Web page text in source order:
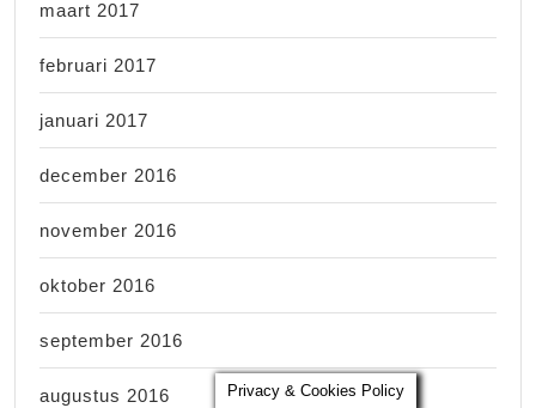
maart 2017
februari 2017
januari 2017
december 2016
november 2016
oktober 2016
september 2016
augustus 2016 Privacy & Cookies Policy